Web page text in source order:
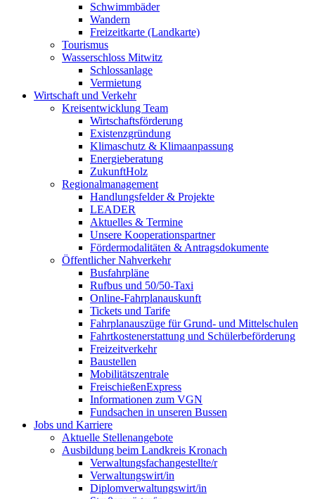
Schwimmbäder
Wandern
Freizeitkarte (Landkarte)
Tourismus
Wasserschloss Mitwitz
Schlossanlage
Vermietung
Wirtschaft und Verkehr
Kreisentwicklung Team
Wirtschaftsförderung
Existenzgründung
Klimaschutz & Klimaanpassung
Energieberatung
ZukunftHolz
Regionalmanagement
Handlungsfelder & Projekte
LEADER
Aktuelles & Termine
Unsere Kooperationspartner
Fördermodalitäten & Antragsdokumente
Öffentlicher Nahverkehr
Busfahrpläne
Rufbus und 50/50-Taxi
Online-Fahrplanauskunft
Tickets und Tarife
Fahrplanauszüge für Grund- und Mittelschulen
Fahrtkostenerstattung und Schülerbeförderung
Freizeitverkehr
Baustellen
Mobilitätszentrale
FreischießenExpress
Informationen zum VGN
Fundsachen in unseren Bussen
Jobs und Karriere
Aktuelle Stellenangebote
Ausbildung beim Landkreis Kronach
Verwaltungsfachangestellte/r
Verwaltungswirt/in
Diplomverwaltungswirt/in